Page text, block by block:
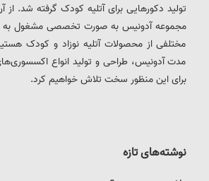
نوشته‌های تازه
تولید دکورهایی برای آتلیه کودک گرفته شد. از
مجموعه آدونیس به صورت تخصصی مشغول به
مختلفی از محصولات آتلیه نوزاد و کودک
مدت آدونیس، طراحی و تولید انواع
برای این منظور سخت تلاش خواهیم کرد.